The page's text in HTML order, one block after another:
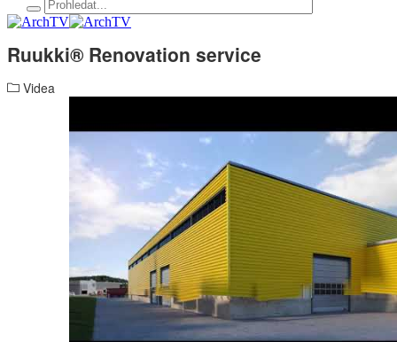
Ruukki® Renovation service
Videa